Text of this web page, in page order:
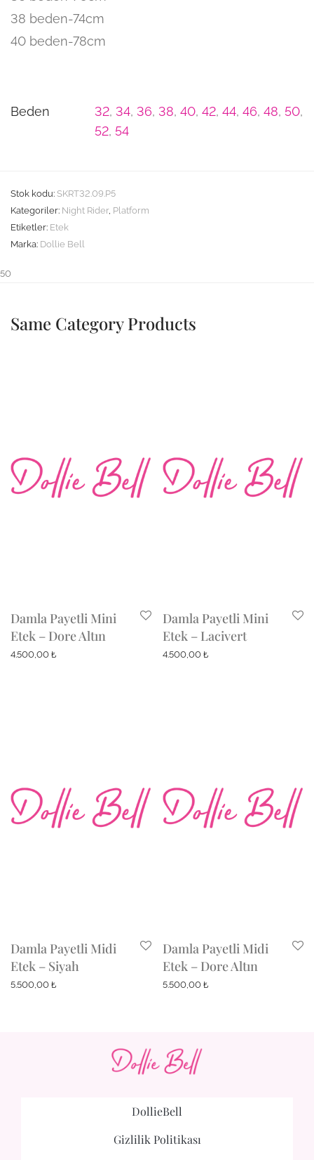
38 beden-74cm
40 beden-78cm
Beden 32, 34, 36, 38, 40, 42, 44, 46, 48, 50,
52, 54
Stok kodu: SKRT32.09.P5
Kategoriler: Night Rider, Platform
Etiketler: Etek
Marka: Dollie Bell
50
Same Category Products
Damla Payetli Mini
Etek – Dore Altın
4.500,00 ₺
Damla Payetli Mini
Etek – Lacivert
4.500,00 ₺
Damla Payetli Midi
Etek – Siyah
5.500,00 ₺
Damla Payetli Midi
Etek – Dore Altın
5.500,00 ₺
DollieBell
Gizlilik Politikası